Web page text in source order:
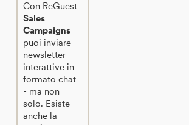
Con ReGuest
Sales
Campaigns
puoi inviare
newsletter
interattive in
formato chat
- ma non
solo. Esiste
anche la